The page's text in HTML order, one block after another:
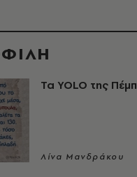
Τα YOLO της
Λίνα Μανδράκου